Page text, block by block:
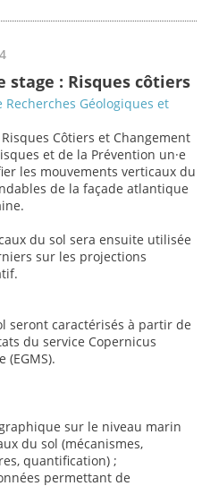
stage : Risques côtiers
Recherches Géologiques et
Côtiers et Changement
et de la Prévention un·e
les mouvements verticaux du
de la façade atlantique
du sol sera ensuite utilisée
sur les projections
seront caractérisés à partir de
du service Copernicus
(EGMS).
sur le niveau marin
du sol (mécanismes,
quantification) ;
permettant de